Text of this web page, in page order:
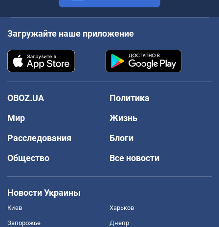
Загружайте наше приложение
OBOZ.UA
Политика
Мир
Жизнь
Расследования
Блоги
Общество
Все новости
Новости Украины
Киев Харьков
Запорожье Днепр